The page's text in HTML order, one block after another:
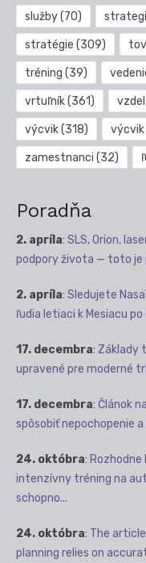
služby(70)
stratégie (309)
tréning (39)
vrtuľník(361)
výcvik(318) výcvik
zamestnanci (32)
Poradňa
2. apríla: SLS, Orion,
podpory života — toto je
2. apríla: Sledujete
ľudia letiaci k Mesiacu
17. decembra: Základy
upravené pre moderné
17. decembra: Článok
spôsobiť nepochopenie
24. októbra:
intenzívny tréning na
schopno...
24. októbra: The
planning relies on